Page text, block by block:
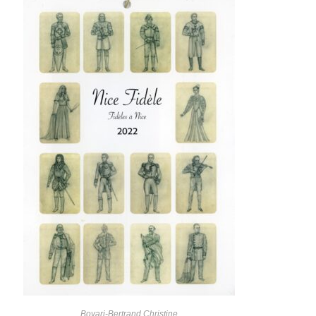
Bovari-Bertrand Christine